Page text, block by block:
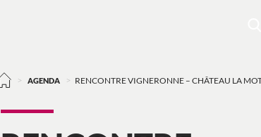
> AGENDA > RENCONTRE VIGNERONNE – CHÂTEAU LA